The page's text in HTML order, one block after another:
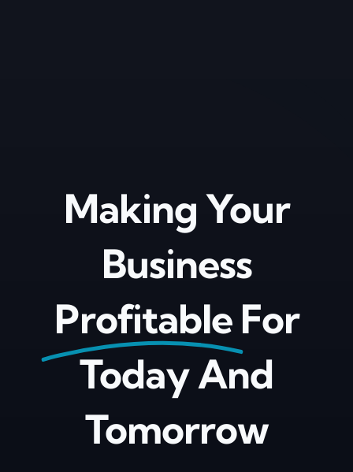
Making Your
Business
Profitable For
Today And
Tomorrow